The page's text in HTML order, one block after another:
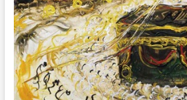
n
t
n
g
M
e
n